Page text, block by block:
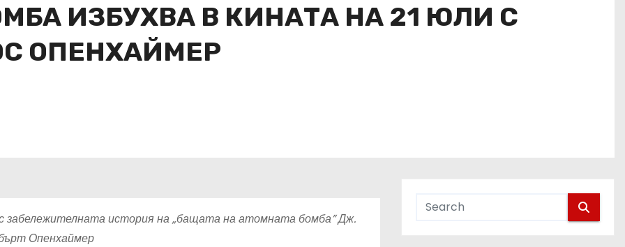
ИЗБУХВА В КИНАТА НА 21 ЮЛИ С
ОПЕНХАЙМЕР
забележителната история на „бащата на атомната бомба” Дж.
Опенхаймер